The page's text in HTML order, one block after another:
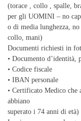
(torace , collo , spalle,
per gli UOMINI – no
o di media lunghezza,
collo, mani)
Documenti richiesti in
• Documento d’identità,
• Codice fiscale
• IBAN personale
• Certificato Medico che
abbiano
superato i 74 anni di età)